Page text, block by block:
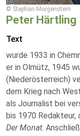
© Stephan Morgenstern
Peter Härtling
Text
wurde 1933 in
er in Olmütz, 1945
(Niederösterreich)
dem Krieg nach
als Journalist bei
bis 1970
Der Monat.